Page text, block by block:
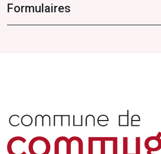
Formulaires